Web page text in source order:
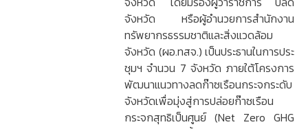
จังหวัด หรือผู้อำนวยการสำนักงาน
ทรัพยากรธรรมชาติและสิ่งแวดล้อม
จังหวัด (ผอ.ทสจ.) เป็นประธานในการประ
ชุมฯ จำนวน 7 จังหวัด ภายใต้โครงการ
พัฒนาแนวทางลดก๊าซเรือนกระจกระดับ
จังหวัดเพื่อมุ่งสู่การปล่อยก๊าซเรือน
กระจกสุทธิเป็นศูนย์ (Net Zero GHG